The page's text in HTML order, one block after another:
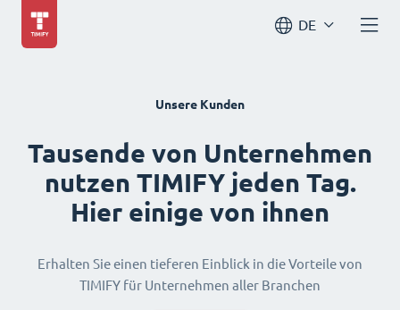
DE
Unsere Kunden
Tausende von Unternehmen
nutzen TIMIFY jeden Tag.
Hier einige von ihnen
Erhalten Sie einen tieferen Einblick in die Vorteile von
TIMIFY für Unternehmen aller Branchen